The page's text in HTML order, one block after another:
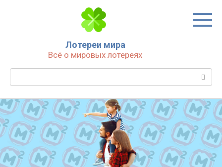
Лотереи мира
Всё о мировых лотереях
Поиск: